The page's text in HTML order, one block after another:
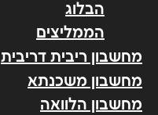
הבלוג
הממליצים
מחשבון ריבית דריבית
מחשבון משכנתא
מחשבון הלוואה